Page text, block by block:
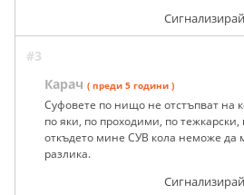
#3
Карач ( преди 5 години )
Суфовете по нищо не отстъпват на
по яки, по проходими, по
откъдето мине СУВ кола неможе да
разлика.